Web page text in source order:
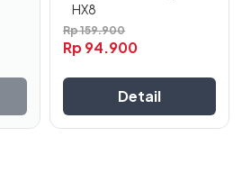
HX8
Rp159.900
Rp94.900
Detail